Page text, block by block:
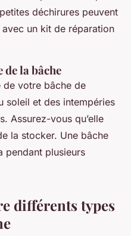
déchirures peuvent
un kit de réparation
la bâche
de votre bâche de
soleil et des intempéries
Assurez-vous qu’elle
la stocker. Une bâche
pendant plusieurs
différents types